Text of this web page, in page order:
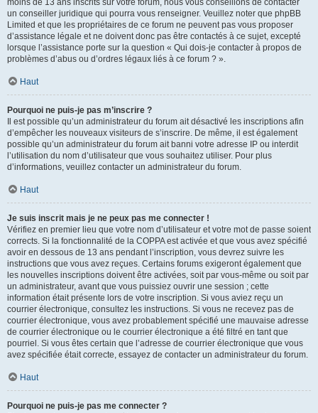
moins de 13 ans inscrits sur votre forum, nous vous conseillons de contacter
un conseiller juridique qui pourra vous renseigner. Veuillez noter que phpBB
Limited et que les propriétaires de ce forum ne peuvent pas vous proposer
d’assistance légale et ne doivent donc pas être contactés à ce sujet, excepté
lorsque l’assistance porte sur la question « Qui dois-je contacter à propos de
problèmes d’abus ou d’ordres légaux liés à ce forum ? ».
Haut
Pourquoi ne puis-je pas m’inscrire ?
Il est possible qu’un administrateur du forum ait désactivé les inscriptions afin
d’empêcher les nouveaux visiteurs de s’inscrire. De même, il est également
possible qu’un administrateur du forum ait banni votre adresse IP ou interdit
l’utilisation du nom d’utilisateur que vous souhaitez utiliser. Pour plus
d’informations, veuillez contacter un administrateur du forum.
Haut
Je suis inscrit mais je ne peux pas me connecter !
Vérifiez en premier lieu que votre nom d’utilisateur et votre mot de passe soient
corrects. Si la fonctionnalité de la COPPA est activée et que vous avez spécifié
avoir en dessous de 13 ans pendant l’inscription, vous devrez suivre les
instructions que vous avez reçues. Certains forums exigeront également que
les nouvelles inscriptions doivent être activées, soit par vous-même ou soit par
un administrateur, avant que vous puissiez ouvrir une session ; cette
information était présente lors de votre inscription. Si vous aviez reçu un
courrier électronique, consultez les instructions. Si vous ne recevez pas de
courrier électronique, vous avez probablement spécifié une mauvaise adresse
de courrier électronique ou le courrier électronique a été filtré en tant que
pourriel. Si vous êtes certain que l’adresse de courrier électronique que vous
avez spécifiée était correcte, essayez de contacter un administrateur du forum.
Haut
Pourquoi ne puis-je pas me connecter ?